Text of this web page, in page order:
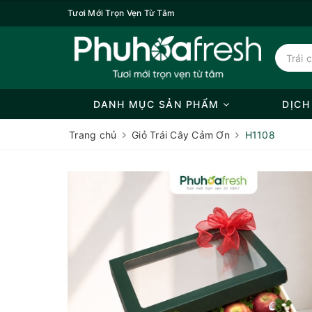
Tươi Mới Trọn Vẹn Từ Tâm
DANH MỤC SẢN PHẨM
Trang chủ Giỏ Trái Cây Cảm Ơn H1108